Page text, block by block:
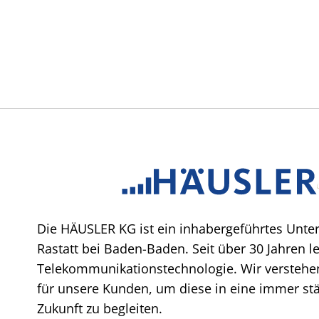
Die HÄUSLER KG ist ein inhabergeführtes
Rastatt bei Baden-Baden. Seit über 30 Jahren
Telekommunikationstechnologie. Wir
für unsere Kunden, um diese in eine immer
Zukunft zu begleiten.